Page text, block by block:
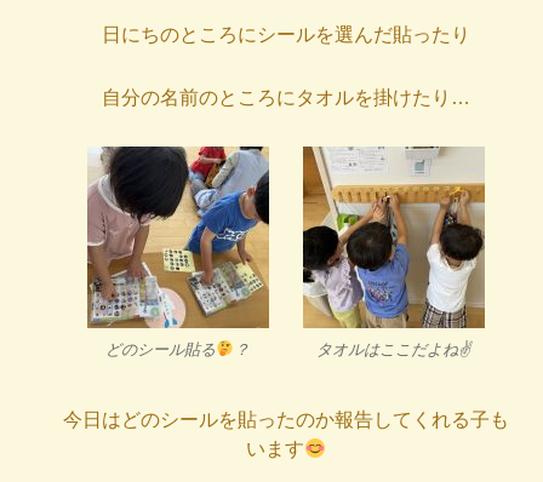
日にちのところにシールを選んだ貼ったり
自分の名前のところにタオルを掛けたり…
どのシール貼る ？ タオルはここだよね✌️
今日はどのシールを貼ったのか報告してくれる子も
います